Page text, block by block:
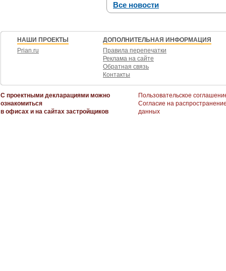
Все новости
НАШИ ПРОЕКТЫ
Prian.ru
ДОПОЛНИТЕЛЬНАЯ ИНФОРМАЦИЯ
Правила перепечатки
Реклама на сайте
Обратная связь
Контакты
С проектными декларациями можно
ознакомиться
в офисах и на сайтах застройщиков
Пользовательское
Согласие на
данных